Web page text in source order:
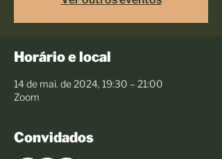
Horário e local
14 de mai. de 2024, 19:30 – 21:00
Zoom
Convidados